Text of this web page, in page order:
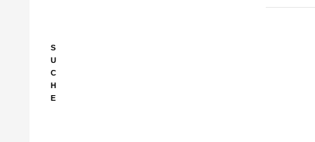
S
U
C
H
E